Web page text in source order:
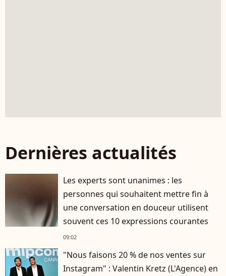
Dernières actualités
Les experts sont unanimes : les
personnes qui souhaitent mettre fin à
une conversation en douceur utilisent
souvent ces 10 expressions courantes
09:02
"Nous faisons 20 % de nos ventes sur
Instagram" : Valentin Kretz (L'Agence) en